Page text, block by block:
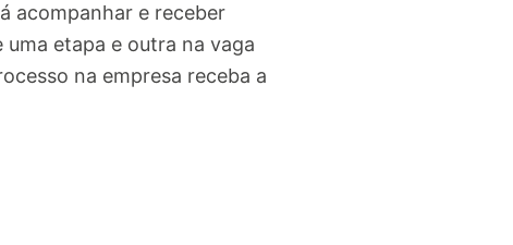
acompanhar e receber
uma etapa e outra na vaga
na empresa receba a